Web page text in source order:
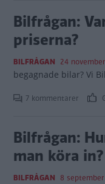
Bilfrågan:
priserna?
BILFRÅGAN 24
begagnade bilar? Vi
7 kommentarer
Bilfrågan:
man köra in?
BILFRÅGAN 8